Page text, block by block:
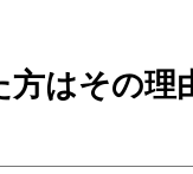
方はその理